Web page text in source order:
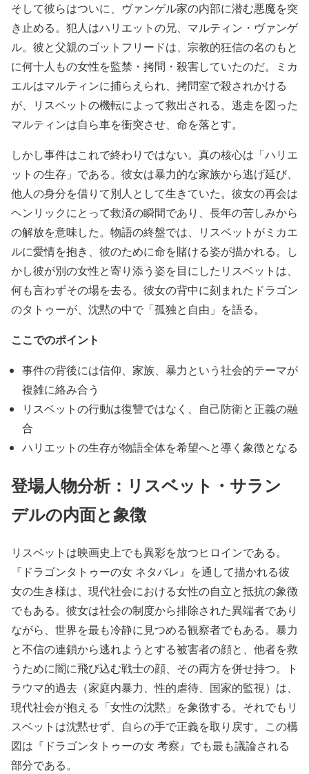
そして彼らはついに、ヴァンゲル家の内部に潜む悪魔を突
き止める。犯人はハリエットの兄、マルティン・ヴァンゲ
ル。彼と父親のゴットフリードは、宗教的狂信の名のもと
に何十人もの女性を監禁・拷問・殺害していたのだ。ミカ
エルはマルティンに捕らえられ、拷問室で殺されかける
が、リスベットの機転によって救出される。逃走を図った
マルティンは自ら車を衝突させ、命を落とす。
しかし事件はこれで終わりではない。真の核心は「ハリエ
ットの生存」である。彼女は暴力的な家族から逃げ延び、
他人の身分を借りて別人として生きていた。彼女の再会は
ヘンリックにとって救済の瞬間であり、長年の苦しみから
の解放を意味した。物語の終盤では、リスベットがミカエ
ルに愛情を抱き、彼のために命を賭ける姿が描かれる。し
かし彼が別の女性と寄り添う姿を目にしたリスベットは、
何も言わずその場を去る。彼女の背中に刻まれたドラゴン
のタトゥーが、沈黙の中で「孤独と自由」を語る。
ここでのポイント
事件の背後には信仰、家族、暴力という社会的テーマが
複雑に絡み合う
リスベットの行動は復讐ではなく、自己防衛と正義の融
合
ハリエットの生存が物語全体を希望へと導く象徴となる
登場人物分析：リスベット・サラン
デルの内面と象徴
リスベットは映画史上でも異彩を放つヒロインである。
『ドラゴンタトゥーの女 ネタバレ』を通して描かれる彼
女の生き様は、現代社会における女性の自立と抵抗の象徴
でもある。彼女は社会の制度から排除された異端者であり
ながら、世界を最も冷静に見つめる観察者でもある。暴力
と不信の連鎖から逃れようとする被害者の顔と、他者を救
うために闇に飛び込む戦士の顔、その両方を併せ持つ。ト
ラウマ的過去（家庭内暴力、性的虐待、国家的監視）は、
現代社会が抱える「女性の沈黙」を象徴する。それでもリ
スベットは沈黙せず、自らの手で正義を取り戻す。この構
図は『ドラゴンタトゥーの女 考察』でも最も議論される
部分である。